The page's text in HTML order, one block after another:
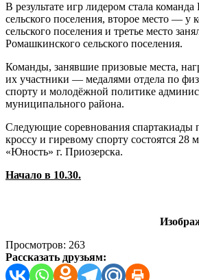
В результате игр лидером стала команда
сельского поселения, второе место — у
сельского поселения и третье место
Ромашкинского сельского поселения.
Команды, занявшие призовые места,
их участники — медалями отдела по
спорту и молодёжной политике
муниципального района.
Следующие соревнования спартакиады
кроссу и гиревому спорту состоятся 28
«Юность» г. Приозерска.
Начало в 10.30.
Просмотров: 263
Рассказать друзьям: